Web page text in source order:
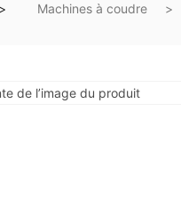
Machines à coudre